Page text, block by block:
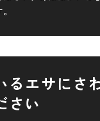
るエサにさ
さい